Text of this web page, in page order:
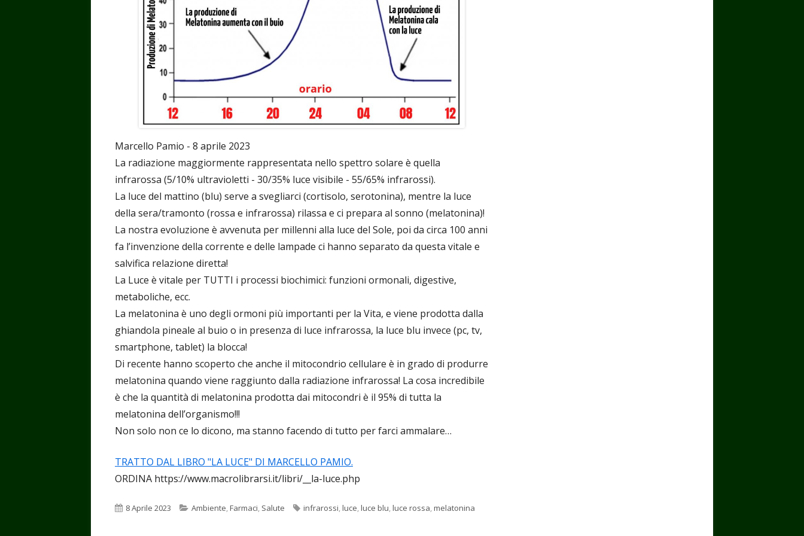
Marcello Pamio - 8 aprile 2023
La radiazione maggiormente rappresentata nello spettro solare è quella
infrarossa (5/10% ultravioletti - 30/35% luce visibile - 55/65% infrarossi).
La luce del mattino (blu) serve a svegliarci (cortisolo, serotonina), mentre la luce
della sera/tramonto (rossa e infrarossa) rilassa e ci prepara al sonno (melatonina)!
La nostra evoluzione è avvenuta per millenni alla luce del Sole, poi da circa 100 anni
fa l’invenzione della corrente e delle lampade ci hanno separato da questa vitale e
salvifica relazione diretta!
La Luce è vitale per TUTTI i processi biochimici: funzioni ormonali, digestive,
metaboliche, ecc.
La melatonina è uno degli ormoni più importanti per la Vita, e viene prodotta dalla
ghiandola pineale al buio o in presenza di luce infrarossa, la luce blu invece (pc, tv,
smartphone, tablet) la blocca!
Di recente hanno scoperto che anche il mitocondrio cellulare è in grado di produrre
melatonina quando viene raggiunto dalla radiazione infrarossa! La cosa incredibile
è che la quantità di melatonina prodotta dai mitocondri è il 95% di tutta la
melatonina dell’organismo!!!
Non solo non ce lo dicono, ma stanno facendo di tutto per farci ammalare…
TRATTO DAL LIBRO "LA LUCE" DI MARCELLO PAMIO.
ORDINA https://www.macrolibrarsi.it/libri/__la-luce.php
Pubblicato
8 Aprile 2023 Categorie
Ambiente,Farmaci, Salute Tag
infrarossi,luce,luce blu,luce rossa,melatonina